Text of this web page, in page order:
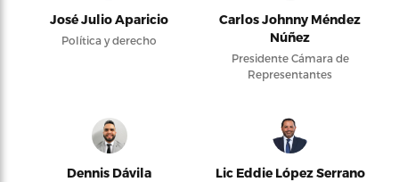
José Julio Aparicio
Política y derecho
Carlos Johnny Méndez
Núñez
Presidente Cámara de
Representantes
Dennis Dávila Lic Eddie López Serrano